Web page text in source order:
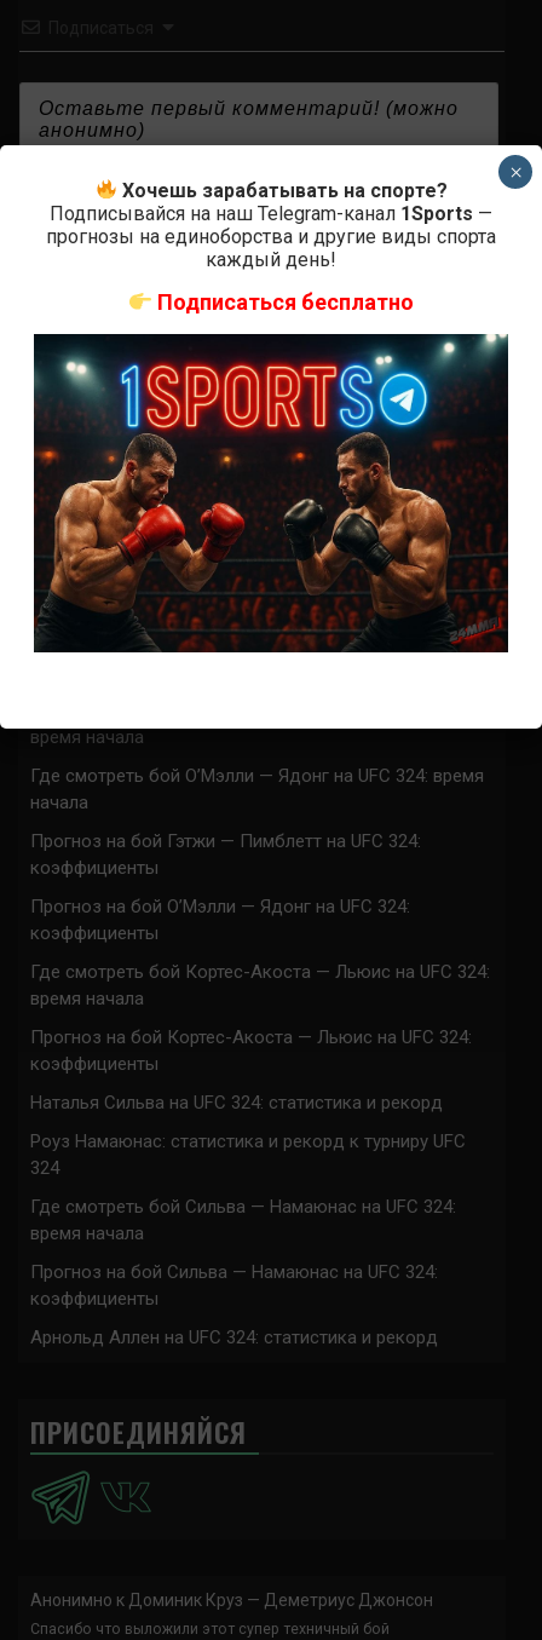
СВЕЖИЕ ЗАПИСИ
ACA 200 прямая трансляция
Марафон боев UFC 325 прямая трансляция
UFC 324 прямая трансляция
время начала
Где смотреть бой О’Мэлли — Ядонг на UFC 324: время
начала
Прогноз на бой Гэтжи — Пимблетт на UFC 324:
коэффициенты
Прогноз на бой О’Мэлли — Ядонг на UFC 324:
коэффициенты
Где смотреть бой Кортес-Акоста — Льюис на UFC 324:
время начала
Прогноз на бой Кортес-Акоста — Льюис на UFC 324:
коэффициенты
Наталья Сильва на UFC 324: статистика и рекорд
Роуз Намаюнас: статистика и рекорд к турниру UFC
324
Где смотреть бой Сильва — Намаюнас на UFC 324:
время начала
Прогноз на бой Сильва — Намаюнас на UFC 324:
коэффициенты
Арнольд Аллен на UFC 324: статистика и рекорд
ПРИСОЕДИНЯЙСЯ
Анонимно к Доминик Круз — Деметриус Джонсон
Спасибо что выложили этот супер техничный бой
Хочешь зарабатывать на спорте?
Подписывайся на наш Telegram-канал 1Sports —
прогнозы на единоборства и другие виды спорта
каждый день!
Подписаться бесплатно
×